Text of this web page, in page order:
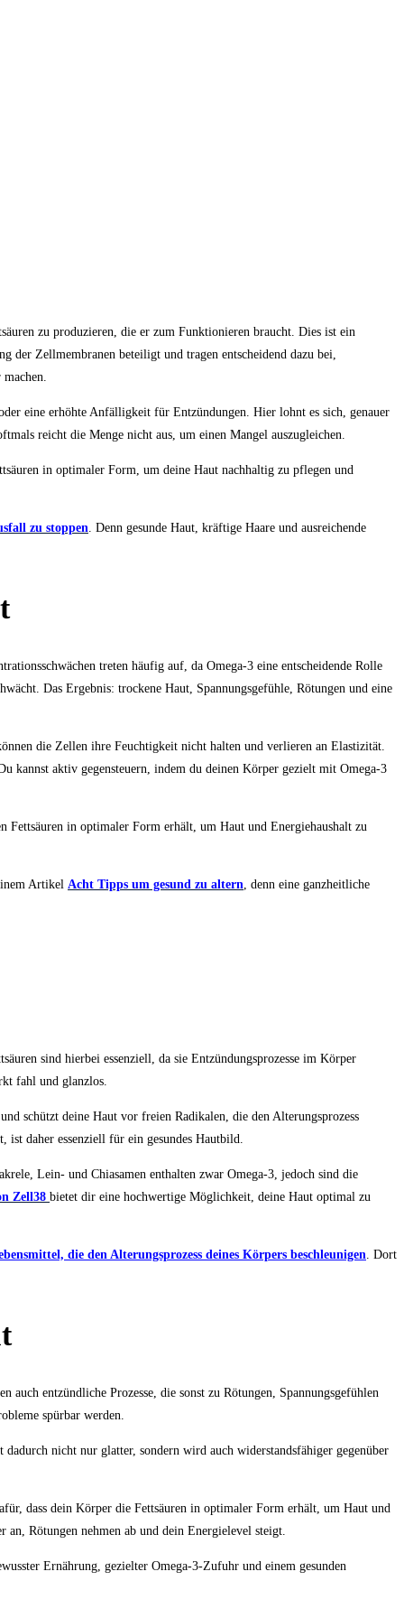
zu produzieren, die er zum Funktionieren braucht. Dies ist ein
der Zellmembranen beteiligt und tragen entscheidend dazu bei,
eine erhöhte Anfälligkeit für Entzündungen. Hier lohnt es sich, genauer
reicht die Menge nicht aus, um einen Mangel auszugleichen.
in optimaler Form, um deine Haut nachhaltig zu pflegen und
zu stoppen . Denn gesunde Haut, kräftige Haare und ausreichende
treten häufig auf, da Omega-3 eine entscheidende Rolle
Das Ergebnis: trockene Haut, Spannungsgefühle, Rötungen und eine
die Zellen ihre Feuchtigkeit nicht halten und verlieren an Elastizität.
kannst aktiv gegensteuern, indem du deinen Körper gezielt mit Omega-3
Fettsäuren in optimaler Form erhält, um Haut und Energiehaushalt zu
Artikel Acht Tipps um gesund zu altern, denn eine ganzheitliche
sind hierbei essenziell, da sie Entzündungsprozesse im Körper
fahl und glanzlos.
schützt deine Haut vor freien Radikalen, die den Alterungsprozess
daher essenziell für ein gesundes Hautbild.
Lein- und Chiasamen enthalten zwar Omega-3, jedoch sind die
Zell38 bietet dir eine hochwertige Möglichkeit, deine Haut optimal zu
die den Alterungsprozess deines Körpers beschleunigen . Dort
entzündliche Prozesse, die sonst zu Rötungen, Spannungsgefühlen
spürbar werden.
nicht nur glatter, sondern wird auch widerstandsfähiger gegenüber
dass dein Körper die Fettsäuren in optimaler Form erhält, um Haut und
an, Rötungen nehmen ab und dein Energielevel steigt.
Ernährung, gezielter Omega-3-Zufuhr und einem gesunden